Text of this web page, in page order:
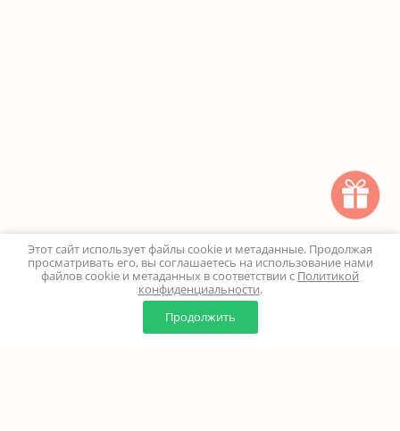
0
Корзина
Этот сайт использует файлы cookie и метаданные. Продолжая
просматривать его, вы соглашаетесь на использование нами
файлов cookie и метаданных в соответствии с Политикой
конфиденциальности.
Продолжить